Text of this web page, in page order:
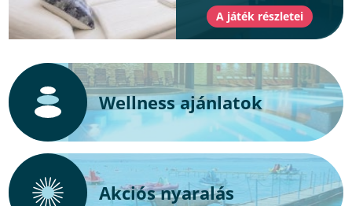
Wellness ajánlatok
Akciós nyaralás